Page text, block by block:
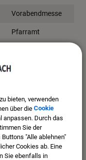
Vorabendmesse
Pfarramt
auf unserer
bieten, verwenden
über die Cookie
anpassen. Durch das
Sie der
"Alle ablehnen"
Cookies ab. Eine
Sie ebenfalls in